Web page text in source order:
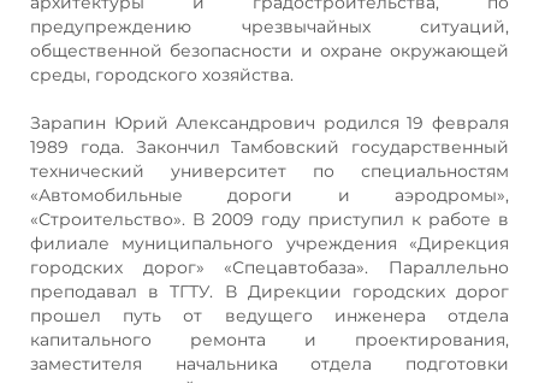
предупреждению чрезвычайных ситуаций,
общественной безопасности и охране окружающей
среды, городского хозяйства.
Зарапин Юрий Александрович родился 19 февраля
1989 года. Закончил Тамбовский государственный
технический университет по специальностям
«Автомобильные дороги и аэродромы»,
«Строительство». В 2009 году приступил к работе в
филиале муниципального учреждения «Дирекция
городских дорог» «Спецавтобаза». Параллельно
преподавал в ТГТУ. В Дирекции городских дорог
прошел путь от ведущего инженера отдела
капитального ремонта и проектирования,
заместителя начальника отдела подготовки